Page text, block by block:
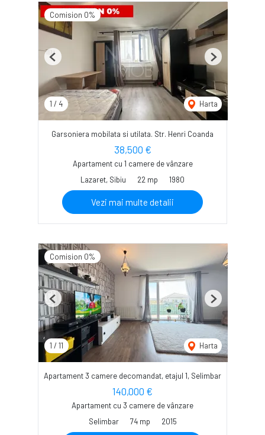
Comision 0%
1 / 4 Harta
Previous Next
Garsoniera mobilata si utilata. Str. Henri Coanda
38,500 €
Apartament cu 1 camere de vânzare
Lazaret, Sibiu
22 mp 1980
Vezi mai multe detalii
Comision 0%
1 / 11 Harta
Previous Next
Apartament 3 camere decomandat, etajul 1, Selimbar
140,000 €
Apartament cu 3 camere de vânzare
Selimbar
74 mp 2015